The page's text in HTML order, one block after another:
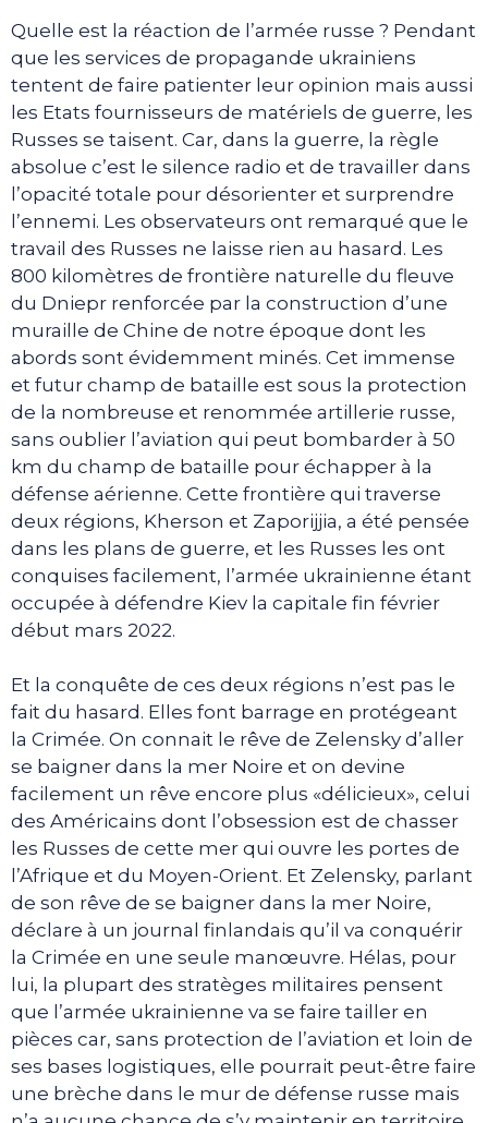
Quelle est la réaction de l’armée russe ? Pendant
que les services de propagande ukrainiens
tentent de faire patienter leur opinion mais aussi
les Etats fournisseurs de matériels de guerre, les
Russes se taisent. Car, dans la guerre, la règle
absolue c’est le silence radio et de travailler dans
l’opacité totale pour désorienter et surprendre
l’ennemi. Les observateurs ont remarqué que le
travail des Russes ne laisse rien au hasard. Les
800 kilomètres de frontière naturelle du fleuve
du Dniepr renforcée par la construction d’une
muraille de Chine de notre époque dont les
abords sont évidemment minés. Cet immense
et futur champ de bataille est sous la protection
de la nombreuse et renommée artillerie russe,
sans oublier l’aviation qui peut bombarder à 50
km du champ de bataille pour échapper à la
défense aérienne. Cette frontière qui traverse
deux régions, Kherson et Zaporijjia, a été pensée
dans les plans de guerre, et les Russes les ont
conquises facilement, l’armée ukrainienne étant
occupée à défendre Kiev la capitale fin février
début mars 2022.
Et la conquête de ces deux régions n’est pas le
fait du hasard. Elles font barrage en protégeant
la Crimée. On connait le rêve de Zelensky d’aller
se baigner dans la mer Noire et on devine
facilement un rêve encore plus «délicieux», celui
des Américains dont l’obsession est de chasser
les Russes de cette mer qui ouvre les portes de
l’Afrique et du Moyen-Orient. Et Zelensky, parlant
de son rêve de se baigner dans la mer Noire,
déclare à un journal finlandais qu’il va conquérir
la Crimée en une seule manœuvre. Hélas, pour
lui, la plupart des stratèges militaires pensent
que l’armée ukrainienne va se faire tailler en
pièces car, sans protection de l’aviation et loin de
ses bases logistiques, elle pourrait peut-être faire
une brèche dans le mur de défense russe mais